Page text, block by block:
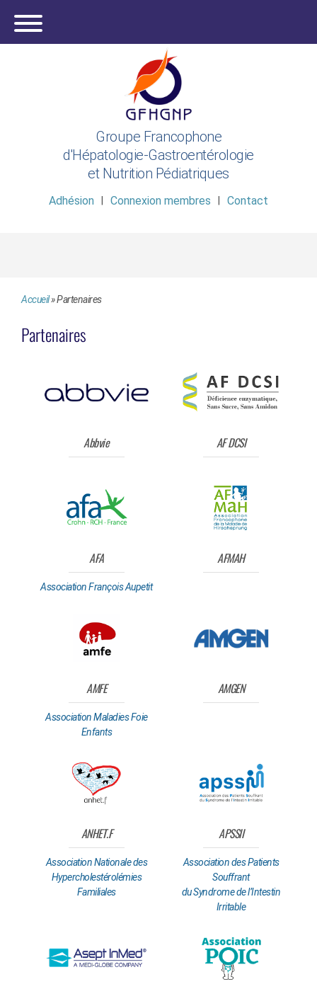
Groupe Francophone
d'Hépatologie-Gastroentérologie
et Nutrition Pédiatriques
Adhésion Connexion membres Contact
Accueil»Partenaires
Partenaires
Abbvie AF DCSI
AFA
Association François Aupetit
AFMAH
AMFE
Association Maladies Foie
Enfants
AMGEN
ANHET.F
Association Nationale des
Hypercholestérolémies
Familiales
APSSII
Association des Patients
Souffrant
du Syndrome de l’Intestin
Irritable